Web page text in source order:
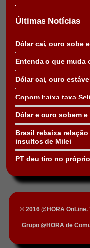
Últimas Notícias
Dólar cai, ouro sobe
Entenda o que muda
Dólar cai, ouro
Copom baixa taxa
Dólar e ouro sobem
Brasil rebaixa
insultos de Milei
PT deu tiro no
© 2016 @HORA
Grupo @HORA de